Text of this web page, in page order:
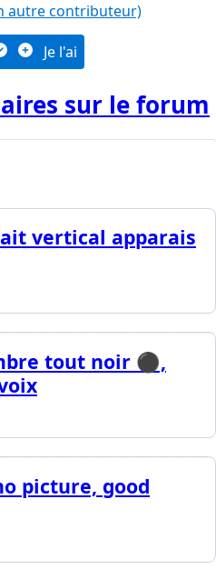
autre contributeur)
Je l'ai
sur le forum
vertical apparais
tout noir ⚫️,
picture, good